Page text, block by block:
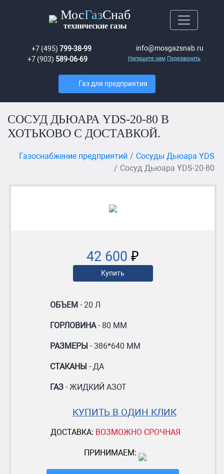
МосГазСнаб
технические газы
+7 (495) 799-38-99
+7 (903) 589-06-69
info@mosgazsnab.ru
Напишите нам Перезвонить
Газ для предприятия
СОСУД ДЬЮАРА YDS-20-80 В
ХОТЬКОВО С ДОСТАВКОЙ.
Газоснабжение предприятий
Сосуды Дьюара YDS
Сосуд Дьюара YDS-20-80
42 600 ₽
Купить
ОБЪЕМ - 20 Л
ГОРЛОВИНА- 80 ММ
РАЗМЕРЫ - 386*640 ММ
СТАКАНЫ - ДА
ГАЗ - ЖИДКИЙ АЗОТ
КУПИТЬ В ОДИН КЛИК
ДОСТАВКА: ВОЗМОЖНО СРОЧНАЯ
ПРИНИМАЕМ: